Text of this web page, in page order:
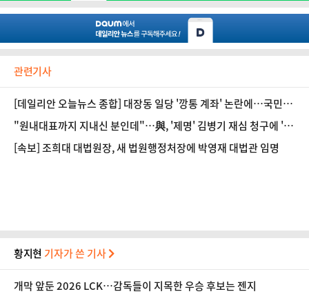
관련기사
[데일리안 오늘뉴스 종합] 대장동 일당 '깡통 계좌' 논란에…국민의
힘 "'국가의 무능' 또다른 범죄 낳아", 5시간 조사 마친 김병기 "충
실히 소명했다"…윤리심판원 결단만 남았다 등
"원내대표까지 지내신 분인데"…與, '제명' 김병기 재심 청구에 '당
혹'
[속보] 조희대 대법원장, 새 법원행정처장에 박영재 대법관 임명
황지현 기자가 쓴 기사
개막 앞둔 2026 LCK…감독들이 지목한 우승 후보는 젠지